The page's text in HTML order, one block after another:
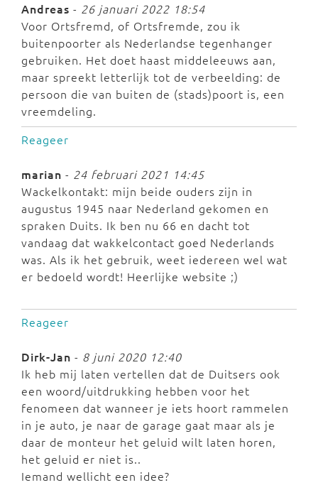
Andreas - 26 januari 2022 18:54
Voor Ortsfremd, of Ortsfremde, zou ik
buitenpoorter als Nederlandse tegenhanger
gebruiken. Het doet haast middeleeuws aan,
maar spreekt letterlijk tot de verbeelding: de
persoon die van buiten de (stads)poort is, een
vreemdeling.
Reageer
marian - 24 februari 2021 14:45
Wackelkontakt: mijn beide ouders zijn in
augustus 1945 naar Nederland gekomen en
spraken Duits. Ik ben nu 66 en dacht tot
vandaag dat wakkelcontact goed Nederlands
was. Als ik het gebruik, weet iedereen wel wat
er bedoeld wordt! Heerlijke website ;)
Reageer
Dirk-Jan - 8 juni 2020 12:40
Ik heb mij laten vertellen dat de Duitsers ook
een woord/uitdrukking hebben voor het
fenomeen dat wanneer je iets hoort rammelen
in je auto, je naar de garage gaat maar als je
daar de monteur het geluid wilt laten horen,
het geluid er niet is..
Iemand wellicht een idee?